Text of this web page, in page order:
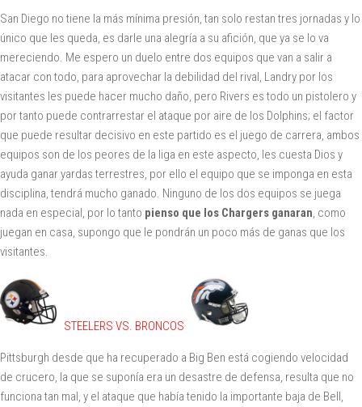
San Diego no tiene la más mínima presión, tan solo restan tres jornadas y lo
único que les queda, es darle una alegría a su afición, que ya se lo va
mereciendo. Me espero un duelo entre dos equipos que van a salir a
atacar con todo, para aprovechar la debilidad del rival, Landry por los
visitantes les puede hacer mucho daño, pero Rivers es todo un pistolero y
por tanto puede contrarrestar el ataque por aire de los Dolphins; el factor
que puede resultar decisivo en este partido es el juego de carrera, ambos
equipos son de los peores de la liga en este aspecto, les cuesta Dios y
ayuda ganar yardas terrestres, por ello el equipo que se imponga en esta
disciplina, tendrá mucho ganado. Ninguno de los dos equipos se juega
nada en especial, por lo tanto pienso que los Chargers ganaran, como
juegan en casa, supongo que le pondrán un poco más de ganas que los
visitantes.
STEELERS VS. BRONCOS
Pittsburgh desde que ha recuperado a Big Ben está cogiendo velocidad
de crucero, la que se suponía era un desastre de defensa, resulta que no
funciona tan mal, y el ataque que había tenido la importante baja de Bell,